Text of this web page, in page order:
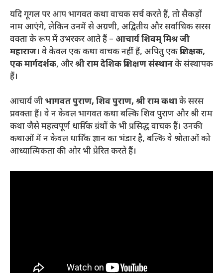
यदि गूगल पर आप भागवत कथा वाचक सर्च करते हैं, तो सैकड़ों
नाम आएंगे, लेकिन उनमें से अग्रणी, अद्वितीय और सर्वाधिक सरस
वक्ता के रूप में उभरकर आते हैं – आचार्य शिवम् मिश्र जी
महाराज। वे केवल एक कथा वाचक नहीं हैं, अपितु एकप्रशिक्षक,
एक मार्गदर्शक, औरश्री राम देशिक प्रशिक्षण संस्थानके संस्थापक
हैं।
आचार्य जी भागवत पुराण, शिव पुराण, श्री राम कथाके सरस
प्रवक्ता हैं। वे न केवल भागवत कथा बल्कि शिव पुराण और श्री राम
कथा जैसे महत्वपूर्ण धार्मिक ग्रंथों के भी प्रसिद्ध वाचक हैं। उनकी
कथाओं में न केवल धार्मिक ज्ञान का भंडार है, बल्कि वे श्रोताओं को
आध्यात्मिकता की ओर भी प्रेरित करते हैं।